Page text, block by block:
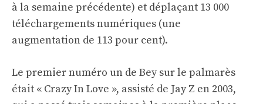
à la semaine précédente) et déplaçant 13 000
téléchargements numériques (une
augmentation de 113 pour cent).
Le premier numéro un de Bey sur le palmarès
était « Crazy In Love », assisté de Jay Z en 2003,